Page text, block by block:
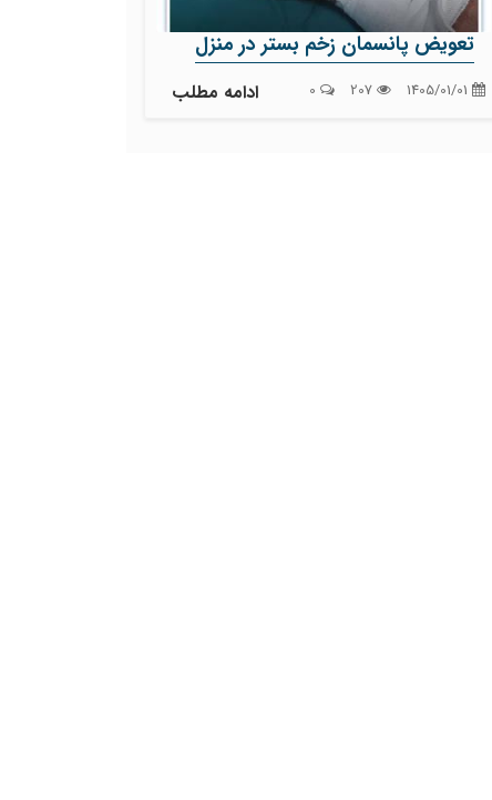
تعویض پانسمان زخم بستر در منزل
ادامه مطلب